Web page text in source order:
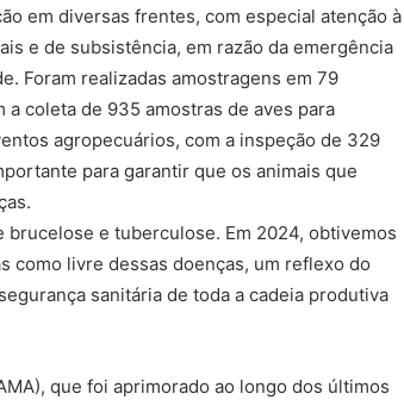
em diversas frentes, com especial atenção à
e de subsistência, em razão da emergência
Foram realizadas amostragens em 79
coleta de 935 amostras de aves para
agropecuários, com a inspeção de 329
para garantir que os animais que
e tuberculose. Em 2024, obtivemos
como livre dessas doenças, um reflexo do
sanitária de toda a cadeia produtiva
que foi aprimorado ao longo dos últimos